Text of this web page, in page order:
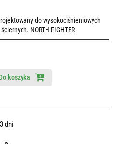
do wysokociśnieniowych
NORTH FIGHTER
Do koszyka
dni